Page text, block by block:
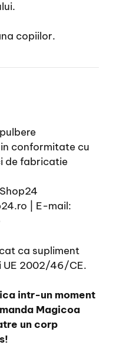
copiilor.
conformitate cu
de fabricatie
| E-mail:
ca supliment
UE 2002/46/CE.
intr-un moment
Magicoa
un corp